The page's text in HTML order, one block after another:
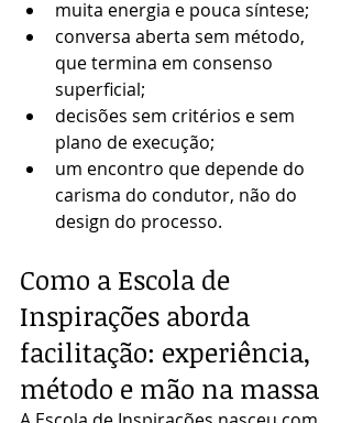
muita energia e pouca síntese;
conversa aberta sem método,
que termina em consenso
superficial;
decisões sem critérios e sem
plano de execução;
um encontro que depende do
carisma do condutor, não do
design do processo.
Como a Escola de
Inspirações aborda
facilitação: experiência,
método e mão na massa